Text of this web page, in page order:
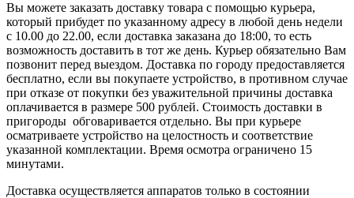
Вы можете заказать доставку товара с помощью курьера,
который прибудет по указанному адресу в любой день недели
с 10.00 до 22.00, если доставка заказана до 18:00, то есть
возможность доставить в тот же день. Курьер обязательно Вам
позвонит перед выездом. Доставка по городу предоставляется
бесплатно, если вы покупаете устройство, в противном случае
при отказе от покупки без уважительной причины доставка
оплачивается в размере 500 рублей. Стоимость доставки в
пригороды обговаривается отдельно. Вы при курьере
осматриваете устройство на целостность и соответствие
указанной комплектации. Время осмотра ограничено 15
минутами.
Доставка осуществляется аппаратов только в состоянии